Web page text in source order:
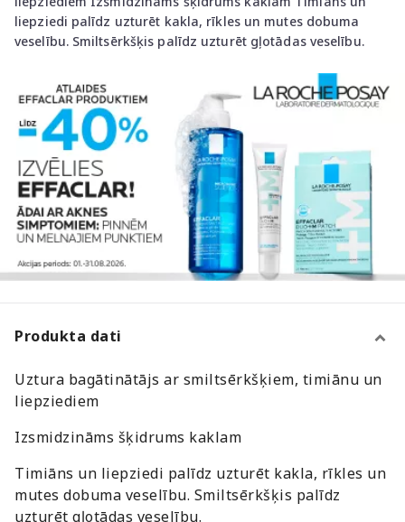
liepziedi palīdz uzturēt kakla, rīkles un mutes dobuma
veselību. Smiltsērkšķis palīdz uzturēt gļotādas veselību.
Produkta dati
Uztura bagātinātājs ar smiltsērkšķiem, timiānu un
liepziediem
Izsmidzināms šķidrums kaklam
Timiāns un liepziedi palīdz uzturēt kakla, rīkles un
mutes dobuma veselību. Smiltsērkšķis palīdz
uzturēt gļotādas veselību.